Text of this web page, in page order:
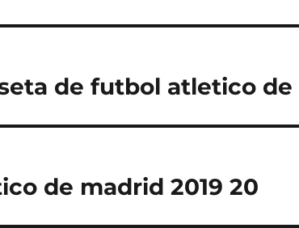
de futbol atletico
de madrid 2019 20